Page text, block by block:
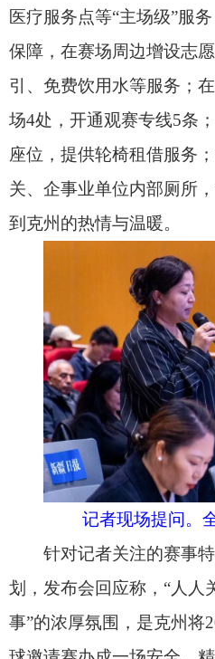
针对记者关注的赛事特色、
球邀请赛办成一场安全、精彩
根本的底气。凭借成熟的办赛经
套与暖心的城市服务，“阿图什
吾尔自治区成立70周年之际的
力的“足球圆”刻画民族团结的“
发布会发出诚挚邀约，期待
捉赛场热血，用笔触描绘群众幸
会各界走进中国西极·万山克州，
乡”的独特魅力，共同见证这场